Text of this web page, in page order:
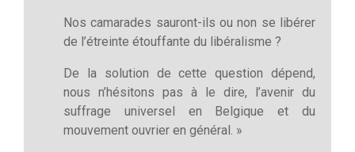
Nos camarades sauront-ils ou non se libérer
de l’étreinte étouffante du libéralisme ?
De la solution de cette question dépend,
nous n’hésitons pas à le dire, l’avenir du
suffrage universel en Belgique et du
mouvement ouvrier en général. »